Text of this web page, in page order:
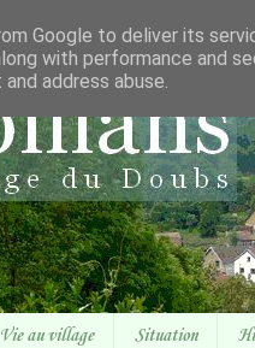
au village Situation
Google to deliver its
with performance and
address abuse.